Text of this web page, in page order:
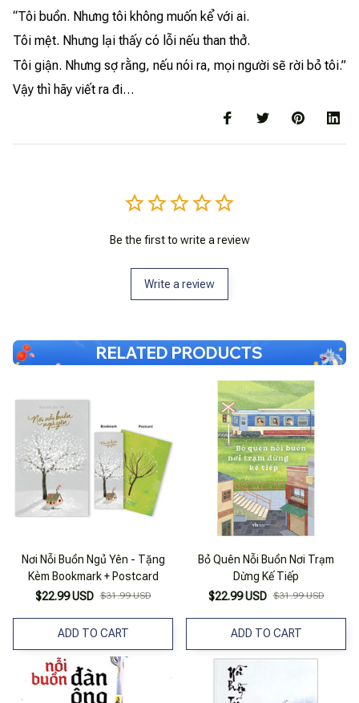
“Tôi buồn. Nhưng tôi không muốn kể với ai.
Tôi mệt. Nhưng lại thấy có lỗi nếu than thở.
Tôi giận. Nhưng sợ rằng, nếu nói ra, mọi người sẽ rời bỏ tôi.”
Vậy thì hãy viết ra đi…
Be the first to write a review
Write a review
RELATED PRODUCTS
Nơi Nỗi Buồn Ngủ Yên - Tặng
Kèm Bookmark + Postcard
$22.99 USD $31.99 USD
ADD TO CART
Bỏ Quên Nỗi Buồn Nơi Trạm
Dừng Kế Tiếp
$22.99 USD $31.99 USD
ADD TO CART